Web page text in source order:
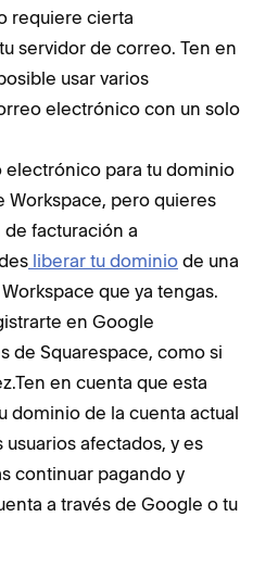
requiere cierta
servidor de correo. Ten en
usar varios
electrónico con un solo
electrónico para tu dominio
Workspace, pero quieres
facturación a
liberar tu dominio de una
que ya tengas.
en Google
de Squarespace, como si
en cuenta que esta
dominio de la cuenta actual
afectados, y es
continuar pagando y
a través de Google o tu